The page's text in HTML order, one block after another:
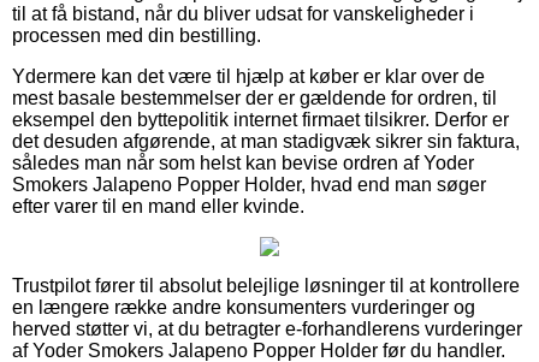
til at få bistand, når du bliver udsat for vanskeligheder i
processen med din bestilling.
Ydermere kan det være til hjælp at køber er klar over de
mest basale bestemmelser der er gældende for ordren, til
eksempel den byttepolitik internet firmaet tilsikrer. Derfor er
det desuden afgørende, at man stadigvæk sikrer sin faktura,
således man når som helst kan bevise ordren af Yoder
Smokers Jalapeno Popper Holder, hvad end man søger
efter varer til en mand eller kvinde.
Trustpilot fører til absolut belejlige løsninger til at kontrollere
en længere række andre konsumenters vurderinger og
herved støtter vi, at du betragter e-forhandlerens vurderinger
af Yoder Smokers Jalapeno Popper Holder før du handler.